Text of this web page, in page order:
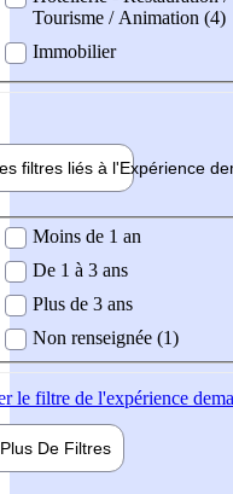
Tourisme / Animation (4)
Immobilier
filtres liés à l'Expérience
demandée
Moins de 1 an
De 1 à 3 ans
Plus de 3 ans
Non renseignée (1)
le filtre de l'expérience
Plus De Filtres